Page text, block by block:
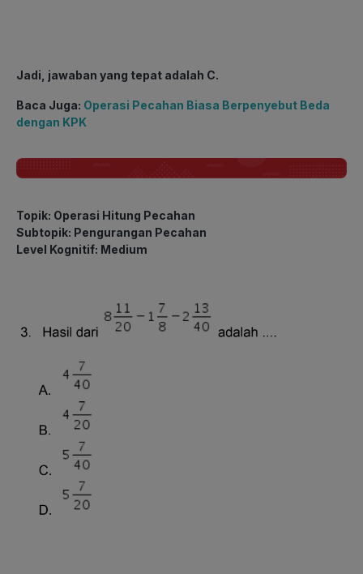
Jadi, jawaban yang tepat adalah C.
Baca Juga: Operasi Pecahan Biasa Berpenyebut Beda
dengan KPK
Topik: Operasi Hitung Pecahan
Subtopik: Pengurangan Pecahan
Level Kognitif: Medium